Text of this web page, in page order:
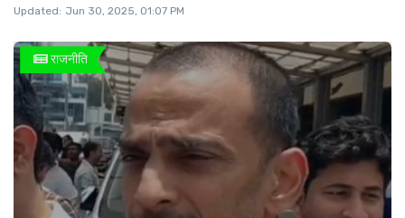
Updated: Jun 30, 2025, 01:07 PM
राजनीति